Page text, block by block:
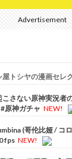
Advertisement
屋トシヤの漫画セレ
さない原神実況者
原神ガチャ NEW!
(哥伦比娅 / コ
fps NEW!